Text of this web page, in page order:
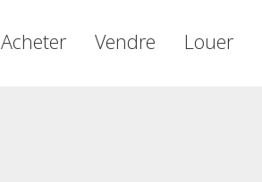
Acheter Vendre Louer